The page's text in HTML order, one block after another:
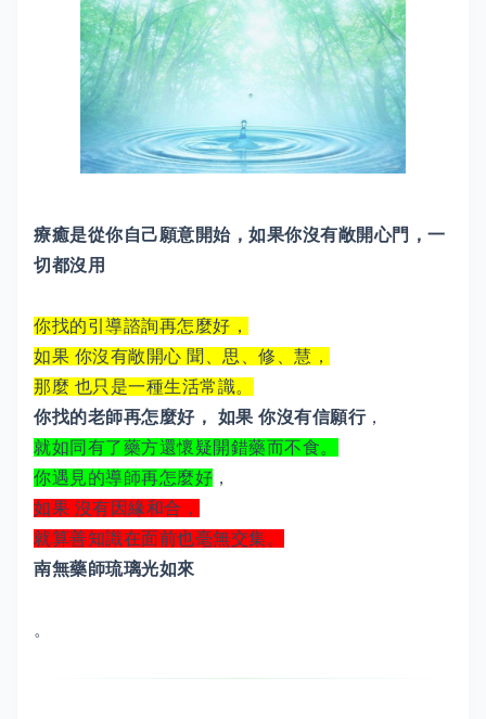
療癒是從你自己願意開始，如果你沒有敞開心門，一
切都沒用
你找的引導諮詢再怎麼好，
如果 你沒有敞開心 聞、思、修、慧，
那麼 也只是一種生活常識。
你找的老師再怎麼好， 如果 你沒有信願行，
就如同有了藥方還懷疑開錯藥而不食。
你遇見的導師再怎麼好 ，
如果 沒有因緣和合，
就算善知識在面前也毫無交集。
南無藥師琉璃光如來
。